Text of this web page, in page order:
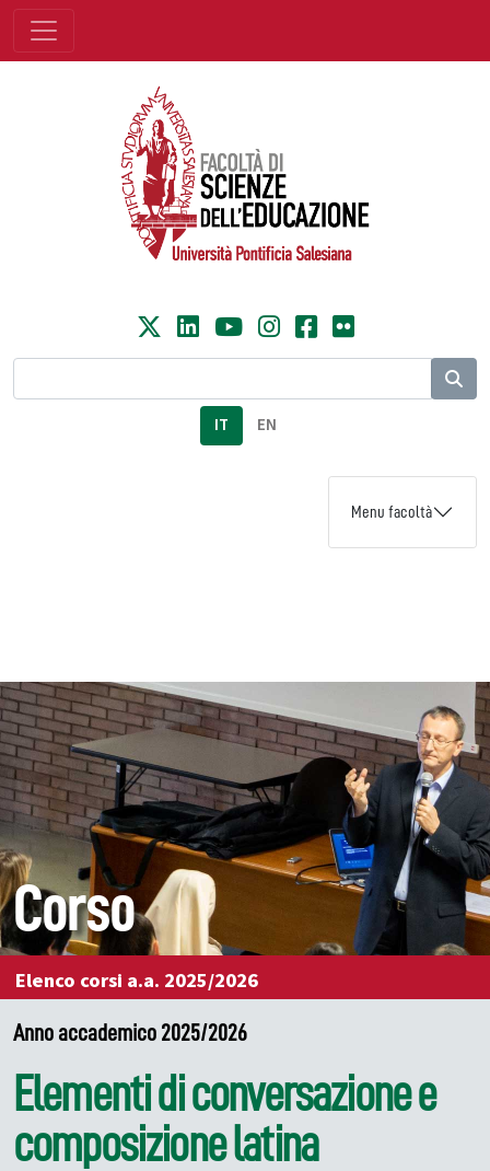
IT EN
Menu facoltà
Corso
Elenco corsi a.a. 2025/2026
Anno accademico 2025/2026
Elementi di conversazione e
composizione latina